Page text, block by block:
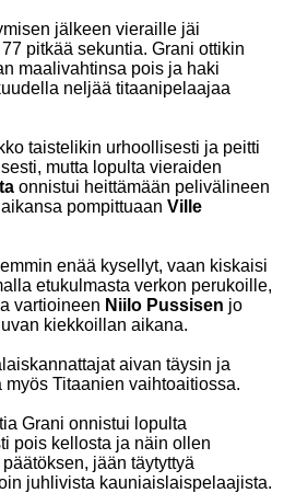
jälkeen vieraille jäi
pitkää sekuntia. Grani ottikin
maalivahtinsa pois ja haki
neljää titaanipelaajaa
taistelikin urhoollisesti ja peitti
mutta lopulta vieraiden
onnistui heittämään pelivälineen
pompittuaan Ville
enää kysellyt, vaan kiskaisi
etukulmasta verkon perukoille,
vartioineen Niilo Pussisen jo
kiekkoillan aikana.
aivan täysin ja
Titaanien vaihtoaitiossa.
Grani onnistui lopulta
pois kellosta ja näin ollen
jään täytyttyä
juhlivista kauniaislaispelaajista.